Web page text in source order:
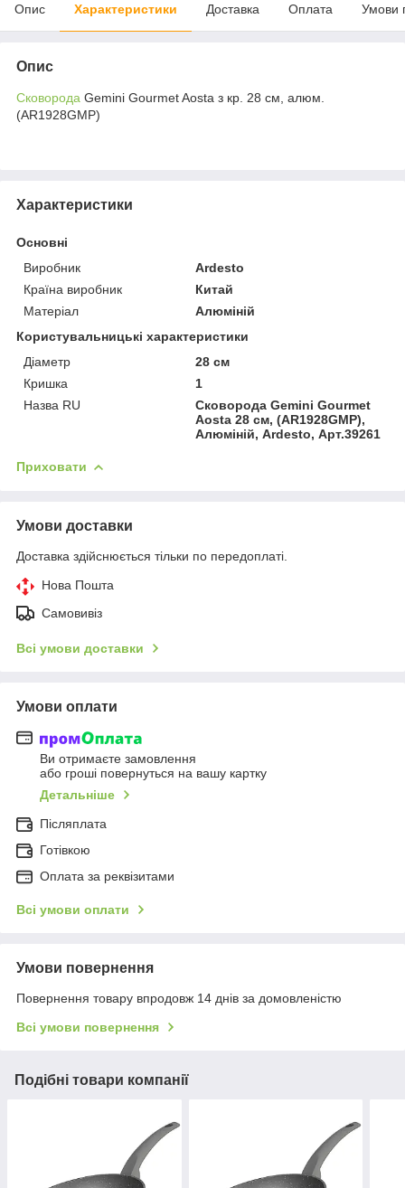
Опис Характеристики Доставка Оплата Умови
Опис
Сковорода Gemini Gourmet Aosta з кр. 28 см, алюм.
(AR1928GMP)
Характеристики
Основні
Виробник
Ardesto
Країна виробник
Китай
Матеріал
Алюміній
Користувальницькі характеристики
Діаметр
28 см
Кришка
1
Назва RU
Сковорода Gemini Gourmet
Aosta 28 см, (AR1928GMP),
Алюміній, Ardesto, Арт.39261
Приховати
Умови доставки
Доставка здійснюється тільки по передоплаті.
Нова Пошта
Самовивіз
Всі умови доставки
Умови оплати
Ви отримаєте замовлення
або гроші повернуться на вашу картку
Детальніше
Післяплата
Готівкою
Оплата за реквізитами
Всі умови оплати
Умови повернення
Повернення товару впродовж 14 днів за домовленістю
Всі умови повернення
Подібні товари компанії